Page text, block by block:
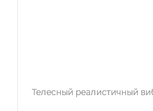
Телесный реалистичный